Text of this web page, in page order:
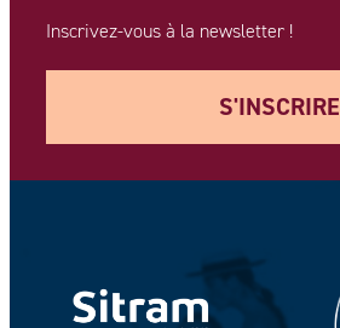
Inscrivez-vous à la newsletter !
S'INSCRIRE
Votre Nom *